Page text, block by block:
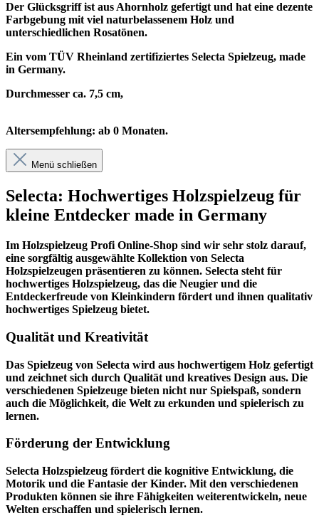
Der Glücksgriff ist aus Ahornholz gefertigt und hat eine dezente
Farbgebung mit viel naturbelassenem Holz und
unterschiedlichen Rosatönen.
Ein vom TÜV Rheinland zertifiziertes Selecta Spielzeug, made
in Germany.
Durchmesser ca. 7,5 cm,
Altersempfehlung: ab 0 Monaten.
Menü schließen
Selecta: Hochwertiges Holzspielzeug für
kleine Entdecker made in Germany
Im Holzspielzeug Profi Online-Shop sind wir sehr stolz darauf,
eine sorgfältig ausgewählte Kollektion von Selecta
Holzspielzeugen präsentieren zu können. Selecta steht für
hochwertiges Holzspielzeug, das die Neugier und die
Entdeckerfreude von Kleinkindern fördert und ihnen qualitativ
hochwertiges Spielzeug bietet.
Qualität und Kreativität
Das Spielzeug von Selecta wird aus hochwertigem Holz gefertigt
und zeichnet sich durch Qualität und kreatives Design aus. Die
verschiedenen Spielzeuge bieten nicht nur Spielspaß, sondern
auch die Möglichkeit, die Welt zu erkunden und spielerisch zu
lernen.
Förderung der Entwicklung
Selecta Holzspielzeug fördert die kognitive Entwicklung, die
Motorik und die Fantasie der Kinder. Mit den verschiedenen
Produkten können sie ihre Fähigkeiten weiterentwickeln, neue
Welten erschaffen und spielerisch lernen.